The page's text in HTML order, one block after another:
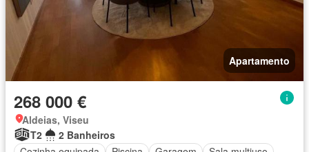
Apartamento
268 000 €
Aldeias, Viseu
T2
2 Banheiros